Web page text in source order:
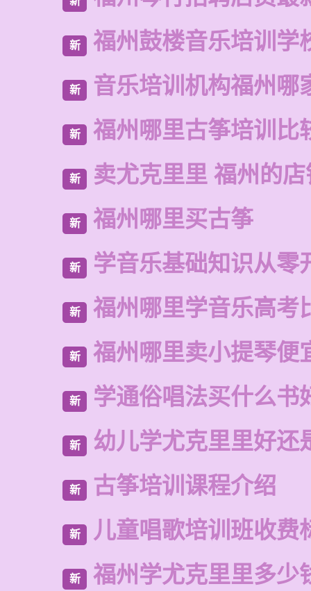
新 福州鼓楼音乐培训学
新 音乐培训机构福州哪
新 福州哪里古筝培训比
新 卖尤克里里 福州的
新 福州哪里买古筝
新 学音乐基础知识从零
新 福州哪里学音乐高考
新 福州哪里卖小提琴便
新 学通俗唱法买什么书
新 幼儿学尤克里里好还
新 古筝培训课程介绍
新 儿童唱歌培训班收费
新 福州学尤克里里多少